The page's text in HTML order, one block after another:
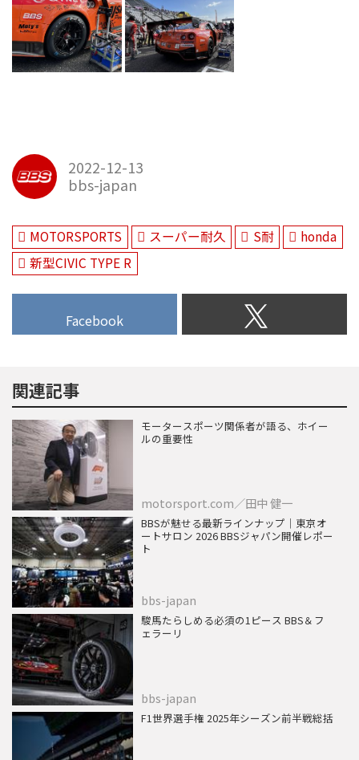
2022-12-13
bbs-japan
MOTORSPORTS スーパー耐久 S耐
honda
新型CIVIC TYPE R
Facebook
関連記事
モータースポーツ関係者が語る、ホイー
ルの重要性
motorsport.com／田中 健一
BBSが魅せる最新ラインナップ｜東京オ
ートサロン 2026 BBSジャパン開催レポー
ト
bbs-japan
駿馬たらしめる必須の1ピース BBS＆フ
ェラーリ
bbs-japan
F1世界選手権 2025年シーズン前半戦総括